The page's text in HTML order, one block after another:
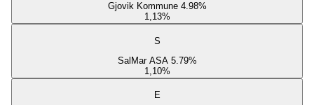
Gjovik Kommune 4.98%
1,13%
S
SalMar ASA 5.79%
1,10%
E